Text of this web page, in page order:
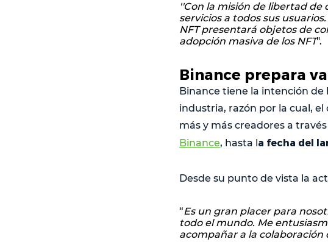
''Con la misión de libertad de
servicios a todos sus
NFT presentará objetos de
adopción masiva de los NFT".
Binance prepara
Binance tiene la intención
industria, razón por la cual,
más y más creadores a
Binance, hasta l a fecha del
Desde su punto de vista la
“Es un gran placer para
todo el mundo. Me
acompañar a la colaboración